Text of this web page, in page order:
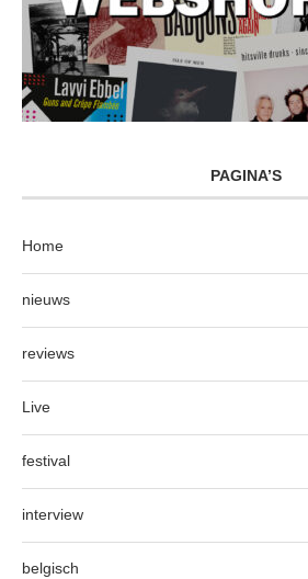
PAGINA’S
Home
nieuws
reviews
Live
festival
interview
belgisch